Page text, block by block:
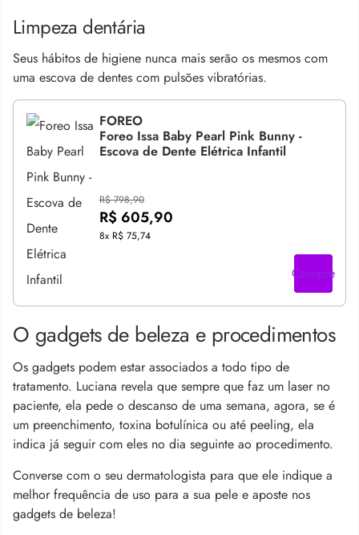
Limpeza dentária
Seus hábitos de higiene nunca mais serão os mesmos com
uma escova de dentes com pulsões vibratórias.
FOREO
Foreo Issa Baby Pearl Pink Bunny -
Escova de Dente Elétrica Infantil
R$ 798,90
R$ 605,90
8x R$ 75,74
Compre
O gadgets de beleza e procedimentos
Os gadgets podem estar associados a todo tipo de
tratamento. Luciana revela que sempre que faz um laser no
paciente, ela pede o descanso de uma semana, agora, se é
um preenchimento, toxina botulínica ou até peeling, ela
indica já seguir com eles no dia seguinte ao procedimento.
Converse com o seu dermatologista para que ele indique a
melhor frequência de uso para a sua pele e aposte nos
gadgets de beleza!